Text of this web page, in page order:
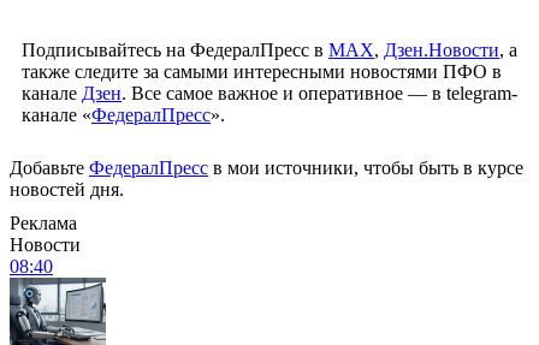
Подписывайтесь на ФедералПресс в МАХ, Дзен.Новости, а
также следите за самыми интересными новостями ПФО в
канале Дзен. Все самое важное и оперативное — в telegram-
канале «ФедералПресс».
Добавьте ФедералПресс в мои источники, чтобы быть в курсе
новостей дня.
Реклама
Новости
08:40